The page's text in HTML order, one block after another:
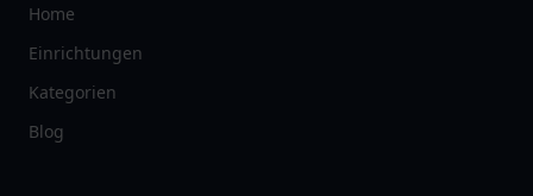
Home
Einrichtungen
Kategorien
Blog